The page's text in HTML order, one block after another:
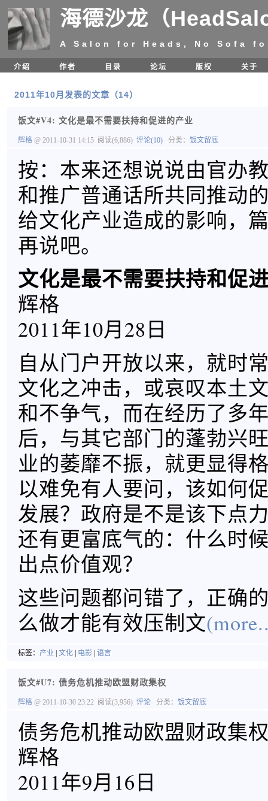
海德沙龙（
A Salon for Heads, No Sofa
介绍 作者 目录 论坛 版权 关于
2011年10月发表的文章（14）
饭文#V4: 文化是最不需要扶持和促进的产业
辉格 @ 2011-10-31 14:15 阅读(6,886) 评论(10) 分类： 饭文留底
按：本来还想说说由官办
和推广普通话所共同推动
给文化产业造成的影响，
再说吧。
文化是最不需要扶持和促
辉格
2011年10月28日
自从门户开放以来，就时
文化之冲击，或哀叹本土
和不争气，而在经历了多
后，与其它部门的蓬勃兴
业的萎靡不振，就更显得
以难免有人要问，该如何
发展？政府是不是该下点
还有更富底气的：什么时
出点价值观？
这些问题都问错了，正确
么做才能有效压制文
标签： 产业 文化 电影 语言
饭文#U7: 债务危机推动欧盟财政集权
辉格 @ 2011-10-30 23:22 阅读(3,956) 评论 分类： 饭文留底
债务危机推动欧盟财政集
辉格
2011年9月16日